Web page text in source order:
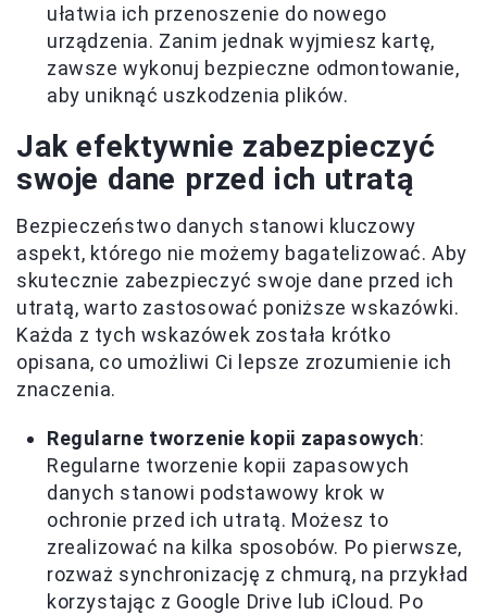
ułatwia ich przenoszenie do nowego
urządzenia. Zanim jednak wyjmiesz kartę,
zawsze wykonuj bezpieczne odmontowanie,
aby uniknąć uszkodzenia plików.
Jak efektywnie zabezpieczyć
swoje dane przed ich utratą
Bezpieczeństwo danych stanowi kluczowy
aspekt, którego nie możemy bagatelizować. Aby
skutecznie zabezpieczyć swoje dane przed ich
utratą, warto zastosować poniższe wskazówki.
Każda z tych wskazówek została krótko
opisana, co umożliwi Ci lepsze zrozumienie ich
znaczenia.
Regularne tworzenie kopii zapasowych:
Regularne tworzenie kopii zapasowych
danych stanowi podstawowy krok w
ochronie przed ich utratą. Możesz to
zrealizować na kilka sposobów. Po pierwsze,
rozważ synchronizację z chmurą, na przykład
korzystając z Google Drive lub iCloud. Po